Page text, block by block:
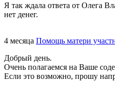
Я так ждала ответа от Олега
нет денег.
4 месяца Помощь матери
Добрый день.
Очень полагаемся на Ваше
Если это возможно, прошу